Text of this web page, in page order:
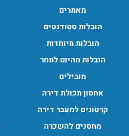
מאמרים
הובלות סטודנטים
הובלות מיוחדות
הובלות מהיום למחר
מובילים
אחסון תכולת דירה
קרטונים למעבר דירה
מחסנים להשכרה